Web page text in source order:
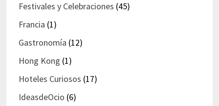
Festivales y Celebraciones (45)
Francia (1)
Gastronomía (12)
Hong Kong (1)
Hoteles Curiosos (17)
IdeasdeOcio (6)